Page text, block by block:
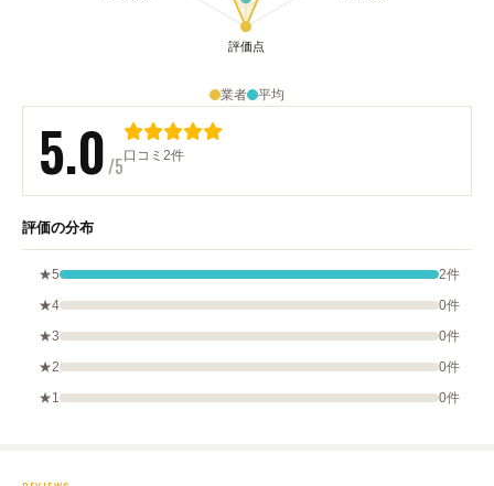
業者 平均
5.0 /5口コミ2件
評価の分布
★5
2件
★4
0件
★3
0件
★2
0件
★1
0件